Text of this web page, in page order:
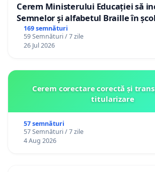
Cerem Ministerului Educației să
Semnelor și alfabetul Braille în
Republica Moldova!
169 semnături
59 Semnături / 7 zile
26 Jul 2026
Cerem corectare corectă și
titularizare
57 semnături
57 Semnături / 7 zile
4 Aug 2026